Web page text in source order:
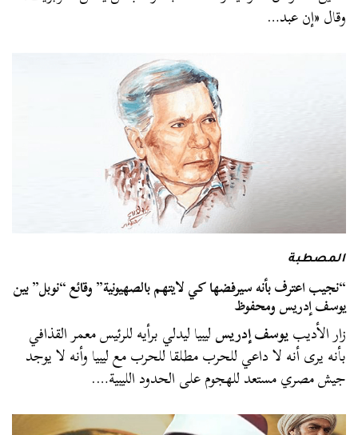
وقال «إن عبد…
المصطبة
“نجيب اعترف بأنه سيرفضها كي لايتهم بالصهيونية” وقائع “نوبل” بين
يوسف إدريس ومحفوظ
زار الأديبيوسف إدريسليبيا ليدلي برأيه للرئيس معمر القذافي
بأنه يرى أنه لا داعي للحرب مطلقا للحرب مع ليبيا وأنه لا يوجد
جيش مصري مستعد للهجوم على الحدود الليبية….